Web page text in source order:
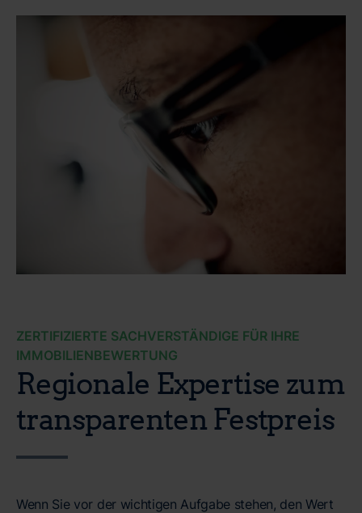
ZERTIFIZIERTE SACHVERSTÄNDIGE FÜR IHRE
IMMOBILIENBEWERTUNG
Regionale Expertise zum
transparenten Festpreis
Wenn Sie vor der wichtigen Aufgabe stehen, den Wert